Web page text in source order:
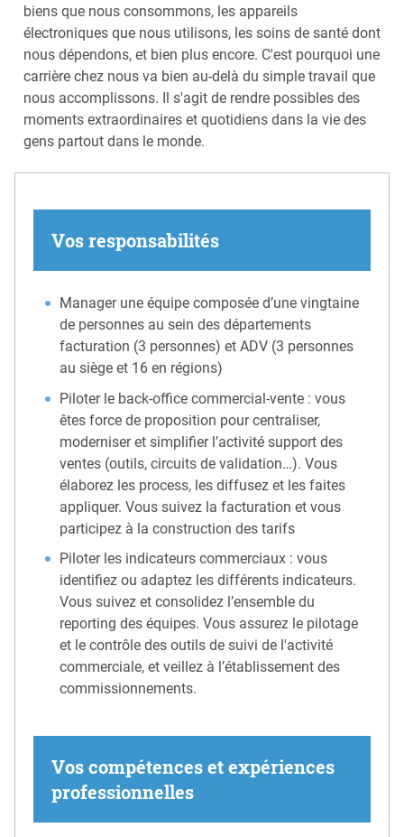
biens que nous consommons, les appareils
électroniques que nous utilisons, les soins de santé dont
nous dépendons, et bien plus encore. C'est pourquoi une
carrière chez nous va bien au-delà du simple travail que
nous accomplissons. Il s'agit de rendre possibles des
moments extraordinaires et quotidiens dans la vie des
gens partout dans le monde.
Vos responsabilités
Manager une équipe composée d’une vingtaine
de personnes au sein des départements
facturation (3 personnes) et ADV (3 personnes
au siège et 16 en régions)
Piloter le back-office commercial-vente : vous
êtes force de proposition pour centraliser,
moderniser et simplifier l’activité support des
ventes (outils, circuits de validation…). Vous
élaborez les process, les diffusez et les faites
appliquer. Vous suivez la facturation et vous
participez à la construction des tarifs
Piloter les indicateurs commerciaux : vous
identifiez ou adaptez les différents indicateurs.
Vous suivez et consolidez l’ensemble du
reporting des équipes. Vous assurez le pilotage
et le contrôle des outils de suivi de l'activité
commerciale, et veillez à l’établissement des
commissionnements.
Vos compétences et expériences
professionnelles